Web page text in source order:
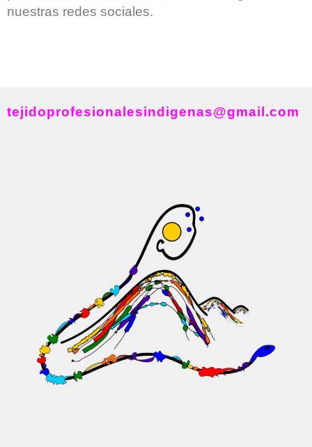
nuestras redes sociales.
tejidoprofesionalesindigenas@gmail.com